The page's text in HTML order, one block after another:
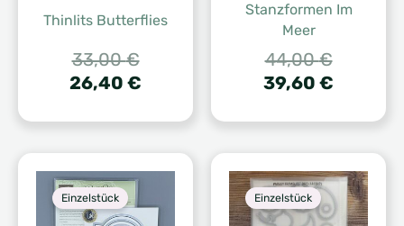
Thinlits Butterflies
33,00€Ursprünglicher
Preis
33,00 €
26,40 €
ist:
26,40 €.
Stanzformen Im
Meer
44,00€
Preis
44,00 €
39,60 €
ist:
39,60 €.
Einzelstück Einzelstück